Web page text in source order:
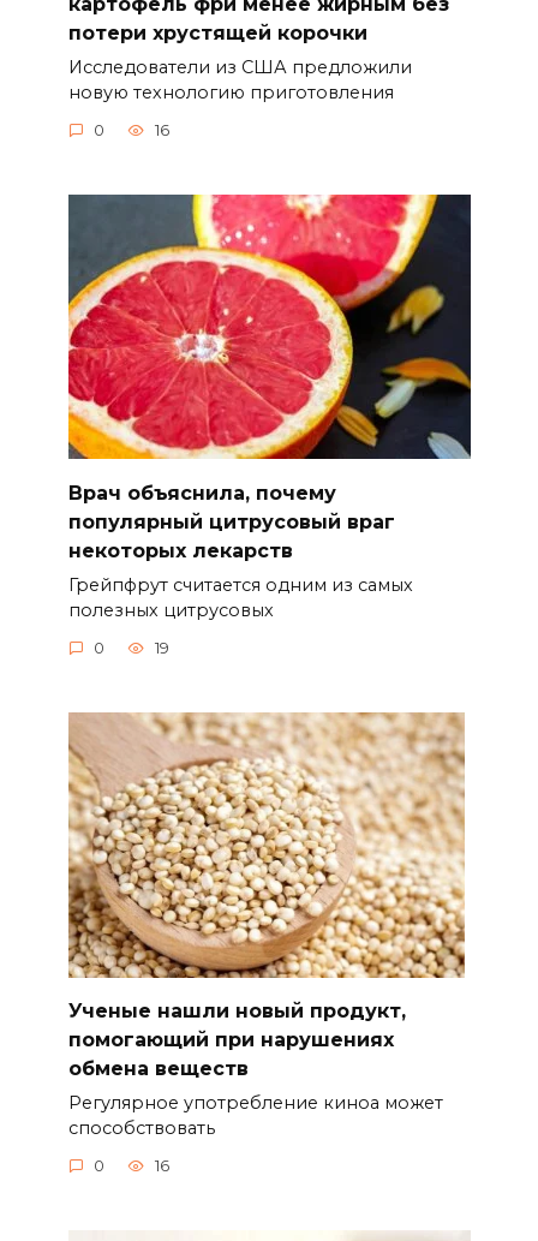
потери хрустящей корочки
Исследователи из США предложили
новую технологию приготовления
0 16
Врач объяснила, почему
популярный цитрусовый враг
некоторых лекарств
Грейпфрут считается одним из самых
полезных цитрусовых
0 19
Ученые нашли новый продукт,
помогающий при нарушениях
обмена веществ
Регулярное употребление киноа может
способствовать
0 16